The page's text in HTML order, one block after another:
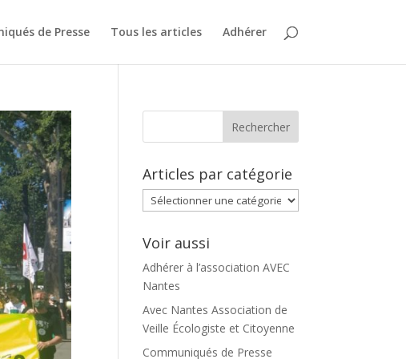
de Presse Tous les articles Adhérer
Articles par catégorie
Articles
par
catégorie
Voir aussi
Adhérer à l’association AVEC
Nantes
Avec Nantes Association de
Veille Écologiste et Citoyenne
Communiqués de Presse